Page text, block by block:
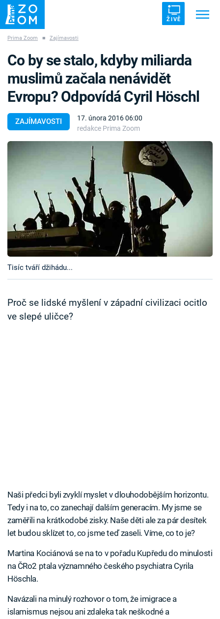
ŽIVĚ
ZÁHADY VETŘELCI DÁVNOVĚKU
Témata
Témata
TV Program
Časopis
Sledujte prima+
Sledujte nás
Prima Zoom ■ Zajímavosti
ZAJÍMAVOSTI
17. února 2016 06:00
redakce Prima Zoom
Co by se stalo, kdyby miliarda
muslimů začala nenávidět
Evropu? Odpovídá Cyril Höschl
Tisíc tváří džihádu...
Proč se lidské myšlení v západní civilizaci ocitlo
ve slepé uličce?
Naši předci byli zvyklí myslet v dlouhodobějším horizontu.
Tedy i na to, co zanechají dalším generacím. My jsme se
zaměřili na krátkodobé zisky. Naše děti ale za pár desítek
let budou sklízet to, co jsme teď zaseli. Víme, co to je?
Martina Kociánová se na to v pořadu Kupředu do minulosti
na ČRo2 ptala významného českého psychiatra Cyrila
Höschla.
Navázali na minulý rozhovor o tom, že imigrace a
islamismus nejsou ani zdaleka tak neškodné a